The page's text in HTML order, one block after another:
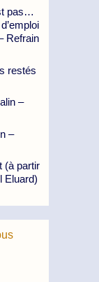
pas…
Refrain
restés
–
–
(à partir
Eluard)